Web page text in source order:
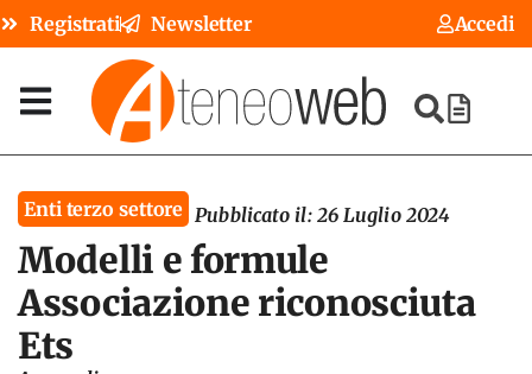
Registrati Newsletter Accedi
Enti terzo settore Pubblicato il: 26 Luglio 2024
Modelli e formule
Associazione riconosciuta
Ets